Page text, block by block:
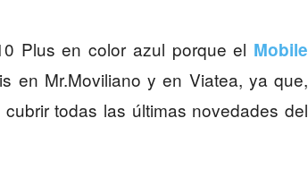
Plus en color azul porque el Mobile
en Mr.Moviliano y en Viatea, ya que,
todas las últimas novedades del